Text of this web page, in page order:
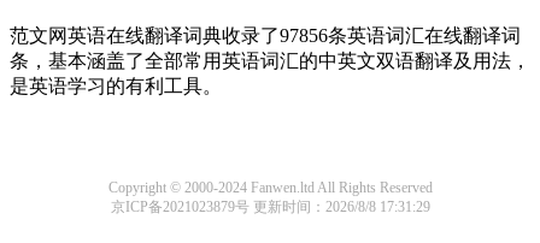
范文网英语在线翻译词典收录了97856条英语词汇在线翻译词
条，基本涵盖了全部常用英语词汇的中英文双语翻译及用法，
是英语学习的有利工具。
Copyright © 2000-2024 Fanwen.ltd All Rights Reserved
京ICP备2021023879号更新时间：2026/8/8 17:31:29